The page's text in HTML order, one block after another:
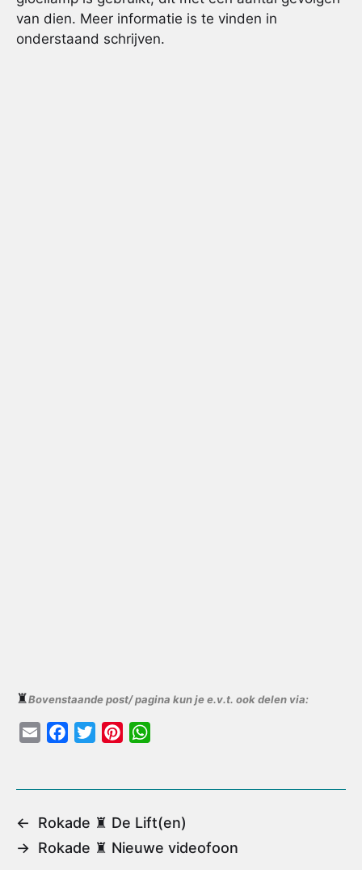
van dien. Meer informatie is te vinden in
onderstaand schrijven.
♜Bovenstaande post/ pagina kun je e.v.t. ook delen via:
i
l
e
b
o
t
t
r
t
e
e
t
s
p
←
Rokade ♜ De Lift(en)
→ Rokade ♜ Nieuwe videofoon